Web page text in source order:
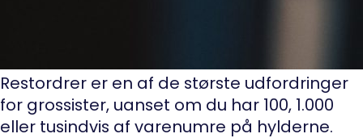
Restordrer er en af de største udfordringer
for grossister, uanset om du har 100, 1.000
eller tusindvis af varenumre på hylderne.